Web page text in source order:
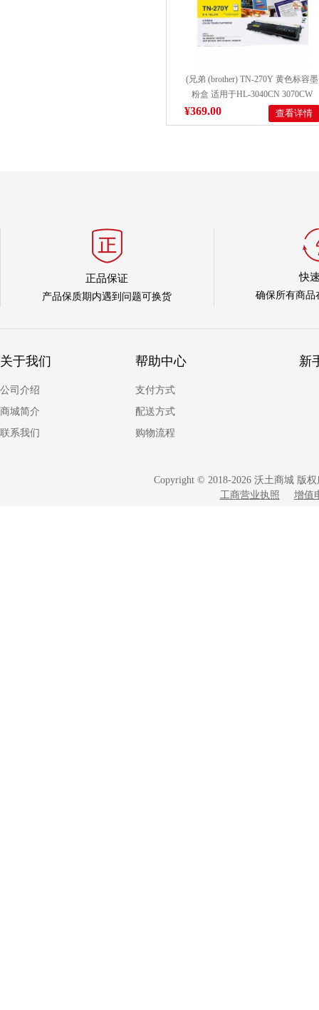
(兄弟 (brother) TN-270Y 黄色标容墨
粉盒 适用于HL-3040CN 3070CW
DCP-9010CN MFC-9320CW 9120CN
打印量1400页))
¥369.00 查看详情
正品保证
产品保质期内遇到问题可换货
快
确保所有商品
关于我们
公司介绍
商城简介
联系我们
帮助中心
支付方式
配送方式
购物流程
新
Copyright © 2018-2026 沃土商城 版
工商营业执照
增值